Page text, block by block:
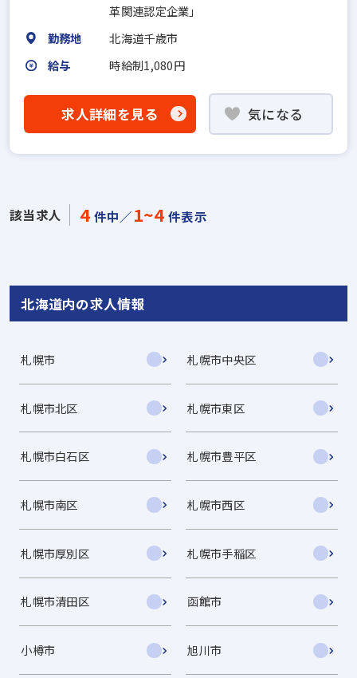
革関連認定企業」
勤務地
北海道千歳市
給与
時給制1,080円
求人詳細を見る 気になる
該当求人 4 件中／1~4 件表示
北海道内の求人情報
札幌市 札幌市中央区
札幌市北区 札幌市東区
札幌市白石区 札幌市豊平区
札幌市南区 札幌市西区
札幌市厚別区 札幌市手稲区
札幌市清田区 函館市
小樽市 旭川市